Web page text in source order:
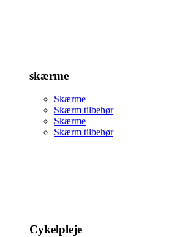
skærme
Skærme
Skærm tilbehør
Skærme
Skærm tilbehør
Cykelpleje